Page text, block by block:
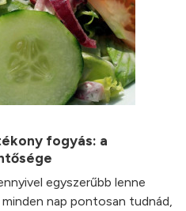
fogyás: a
egyszerűbb lenne
nap pontosan tudnád,